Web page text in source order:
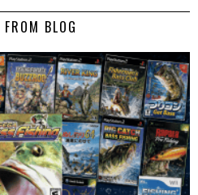
BLOG